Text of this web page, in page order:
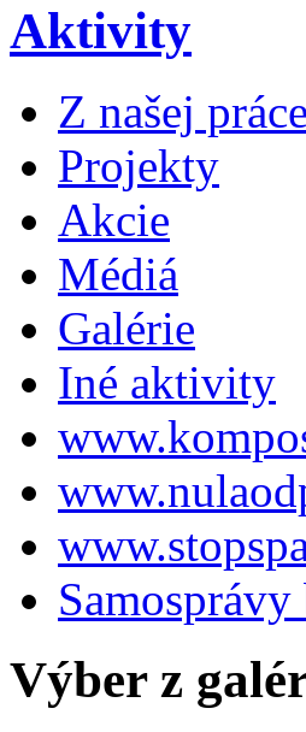
Aktivity
Z našej práce
Projekty
Akcie
Médiá
Galérie
Iné aktivity
Samosprávy
Výber z